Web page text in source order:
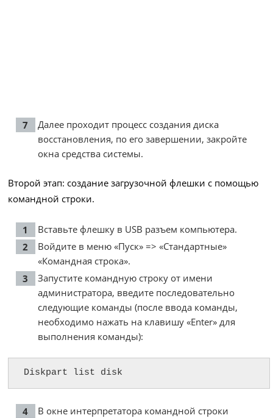
Далее проходит процесс создания диска
восстановления, по его завершении, закройте
окна средства системы.
Второй этап: создание загрузочной флешки с помощью
командной строки.
Вставьте флешку в USB разъем компьютера.
Войдите в меню «Пуск» => «Стандартные»
«Командная строка».
Запустите командную строку от имени
администратора, введите последовательно
следующие команды (после ввода команды,
необходимо нажать на клавишу «Enter» для
выполнения команды):
Diskpart list disk
В окне интерпретатора командной строки